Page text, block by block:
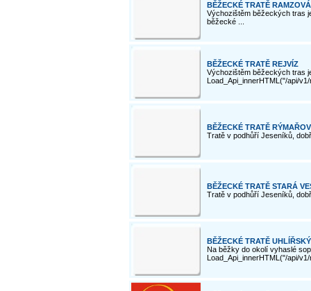
BĚŽECKÉ TRATĚ
Výchozištěm běžeckých tras
běžecké ...
BĚŽECKÉ TRATĚ REJVÍZ
Výchozištěm běžeckých tras
Load_Api_innerHTML("/api/
BĚŽECKÉ TRATĚ RÝMAŘOV
Tratě v podhůří Jeseníků,
BĚŽECKÉ TRATĚ STARÁ
Tratě v podhůří Jeseníků,
BĚŽECKÉ TRATĚ
Na běžky do okolí vyhaslé
Load_Api_innerHTML("/api/